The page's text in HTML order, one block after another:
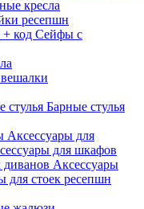
кресла
ресепшн
код Сейфы с
стулья Барные стулья
Аксессуары для
для шкафов
Аксессуары
для стоек ресепшн